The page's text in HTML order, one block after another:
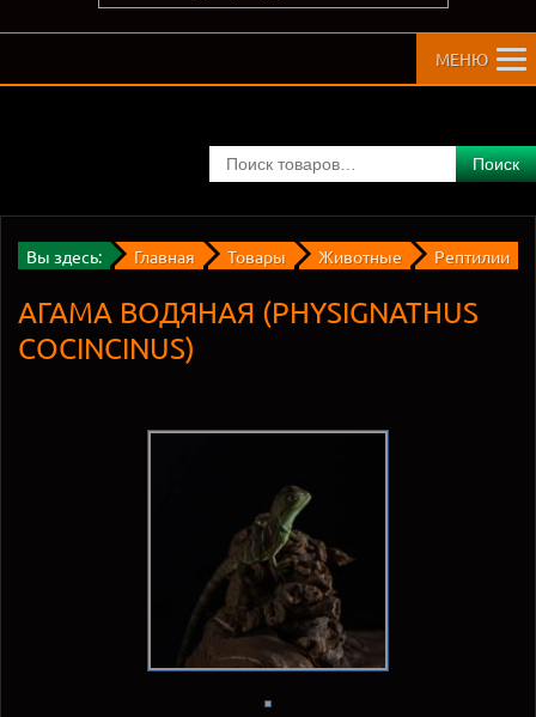
МЕНЮ
Поиск
Вы здесь: Главная Товары Животные Рептилии
АГАМА ВОДЯНАЯ (PHYSIGNATHUS
COCINCINUS)